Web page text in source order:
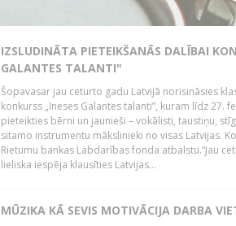
IZSLUDINĀTA PIETEIKŠANĀS DALĪBAI
GALANTES TALANTI"
Šopavasar jau ceturto gadu Latvijā norisināsies
konkurss „Ineses Galantes talanti”, kuram līdz 27.
pieteikties bērni un jaunieši – vokālisti, taustiņu,
sitamo instrumentu mākslinieki no visas Latvijas.
Rietumu bankas Labdarības fonda atbalstu.“Jau
lieliska iespēja klausīties Latvijas...
MŪZIKA KĀ SEVIS MOTIVĀCIJA DARBA